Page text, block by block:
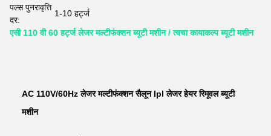
पल्स पुनरावृत्ति
दर:
1-10 हर्ट्ज
एसी 110 वी 60 हर्ट्ज लेजर मल्टीफंक्शन ब्यूटी मशीन / त्वचा कायाकल्प ब्यूटी मशीन
AC 110V/60Hz लेजर मल्टीफंक्शन सैलून Ipl लेजर हेयर रिमूवल ब्यूटी
मशीन